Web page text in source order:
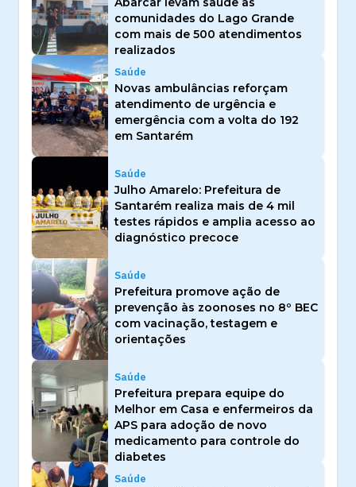
comunidades do Lago Grande
com mais de 500 atendimentos
realizados
Saúde
Novas ambulâncias reforçam
atendimento de urgência e
emergência com a volta do 192
em Santarém
Saúde
Julho Amarelo: Prefeitura de
Santarém realiza mais de 4 mil
testes rápidos e amplia acesso ao
diagnóstico precoce
Saúde
Prefeitura promove ação de
prevenção às zoonoses no 8º BEC
com vacinação, testagem e
orientações
Saúde
Prefeitura prepara equipe do
Melhor em Casa e enfermeiros da
APS para adoção de novo
medicamento para controle do
diabetes
Saúde